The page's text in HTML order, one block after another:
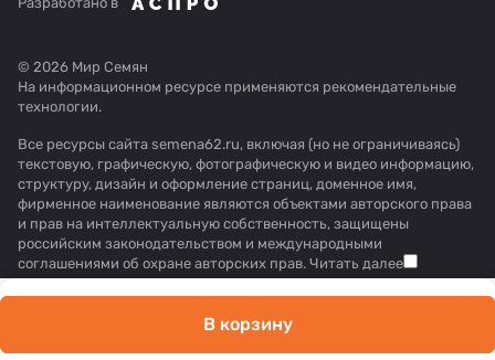
В корзину
© 2026 Мир Семян
На информационном ресурсе применяются рекомендательные
технологии.
Все ресурсы сайта semena62.ru, включая (но не ограничиваясь)
текстовую, графическую, фотографическую и видео информацию,
структуру, дизайн и оформление страниц, доменное имя,
фирменное наименование являются объектами авторского права
и прав на интеллектуальную собственность, защищены
российским законодательством и международными
соглашениями об охране авторских прав. Читать далее